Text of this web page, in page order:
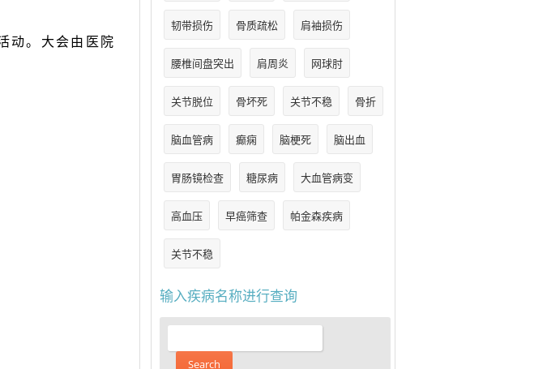
动。大会由医院
韧带损伤 骨质疏松 肩袖损伤
腰椎间盘突出 肩周炎 网球肘
关节脱位 骨坏死 关节不稳 骨折
脑血管病 癫痫 脑梗死 脑出血
胃肠镜检查 糖尿病 大血管病变
高血压 早癌筛查 帕金森疾病
关节不稳
输入疾病名称进行查询